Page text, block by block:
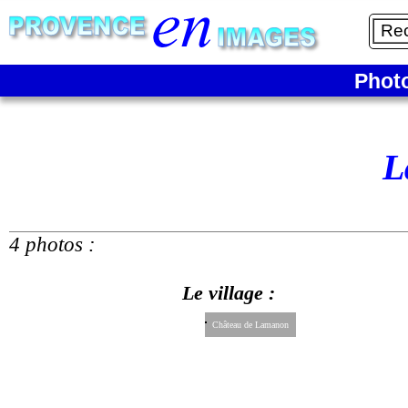
4 photos :
Le village :
Château de Lamanon